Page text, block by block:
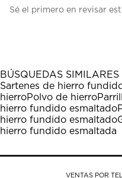
para
1
estrella
Esta
acción
abrirá
el
formulario
envío.
para
estrellas.
Esta
acción
abrirá
el
formulario
envío.
para
estrellas.
Esta
acción
abrirá
el
formulario
envío.
para
estrellas.
Esta
acción
abrirá
el
formulario
envío.
para
estrellas.
Esta
acción
abrirá
el
envío.
Sé el primero en revisar
BÚSQUEDAS SIMILARES
Sartenes de hierro
hierroPolvo de hierro
hierro fundido esmaltado
hierro fundido esmaltado
hierro fundido esmaltada
VENTAS POR